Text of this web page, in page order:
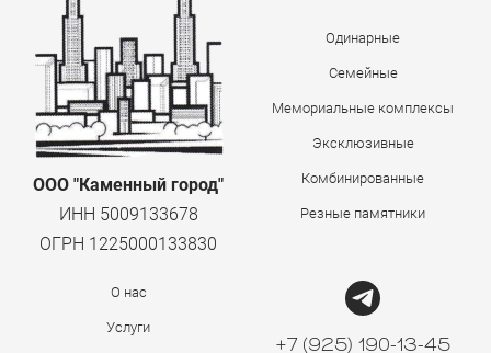
ООО "Каменный город"
ИНН 5009133678
ОГРН 1225000133830
Одинарные
Семейные
Мемориальные комплексы
Эксклюзивные
Комбинированные
Резные памятники
О нас
Услуги
+7 (925) 190-13-45